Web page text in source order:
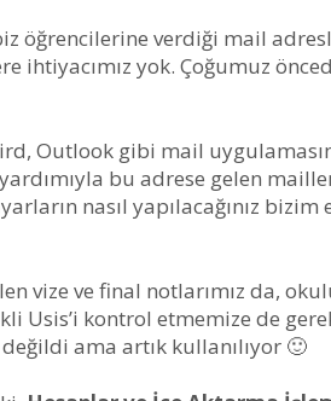
öğrencilerine verdiği mail
ihtiyacımız yok. Çoğumuz
Outlook gibi mail
yardımıyla bu adrese gelen
nasıl yapılacağınız bizim
vize ve final notlarımız da,
Usis’i kontrol etmemize de
ama artık kullanılıyor 🙂